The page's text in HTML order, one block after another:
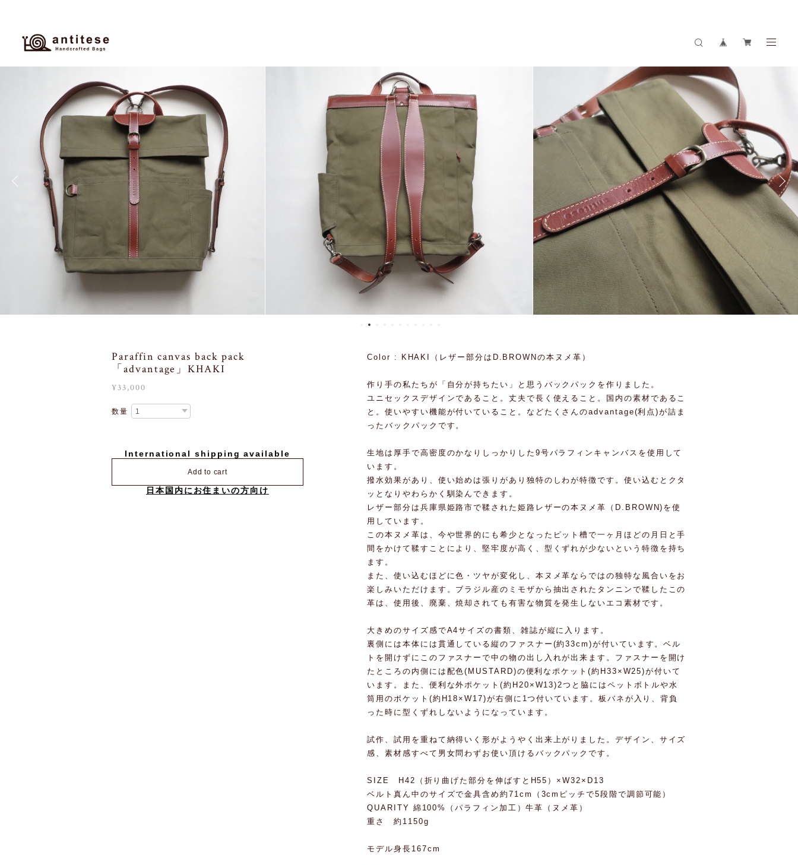
Paraffin canvas back pack
「advantage」KHAKI
¥33,000
数量
International shipping available
Add to cart
日本国内にお住まいの方向け
Color : KHAKI（レザー部分はD.BROWNの本ヌメ革）
作り手の私たちが「自分が持ちたい」と思うバックパックを作りました。
ユニセックスデザインであること。丈夫で長く使えること。国内の素材であるこ
と。使いやすい機能が付いていること。などたくさんのadvantage(利点)が詰ま
ったバックパックです。
生地は厚手で高密度のかなりしっかりした9号パラフィンキャンバスを使用して
います。
撥水効果があり、使い始めは張りがあり独特のしわが特徴です。使い込むとクタ
ッとなりやわらかく馴染んできます。
レザー部分は兵庫県姫路市で鞣された姫路レザーの本ヌメ革（D.BROWN)を使
用しています。
この本ヌメ革は、今や世界的にも希少となったピット槽で一ヶ月ほどの月日と手
間をかけて鞣すことにより、堅牢度が高く、型くずれが少ないという特徴を持ち
ます。
また、使い込むほどに色・ツヤが変化し、本ヌメ革ならではの独特な風合いをお
楽しみいただけます。ブラジル産のミモザから抽出されたタンニンで鞣したこの
革は、使用後、廃棄、焼却されても有害な物質を発生しないエコ素材です。
大きめのサイズ感でA4サイズの書類、雑誌が縦に入ります。
裏側には本体には貫通している縦のファスナー(約33cm)が付いています。ベル
トを開けずにこのファスナーで中の物の出し入れが出来ます。ファスナーを開け
たところの内側には配色(MUSTARD)の便利なポケット(約H33×W25)が付いて
います。また、便利な外ポケット(約H20×W13)2つと脇にはペットボトルや水
筒用のポケット(約H18×W17)が右側に1つ付いています。板バネが入り、背負
った時に型くずれしないようになっています。
試作、試用を重ねて納得いく形がようやく出来上がりました。デザイン、サイズ
感、素材感すべて男女問わずお使い頂けるバックパックです。
SIZE H42（折り曲げた部分を伸ばすとH55）×W32×D13
ベルト真ん中のサイズで金具含め約71cm（3cmピッチで5段階で調節可能）
QUARITY 綿100%（パラフィン加工）牛革（ヌメ革）
重さ 約1150g
モデル身長167cm